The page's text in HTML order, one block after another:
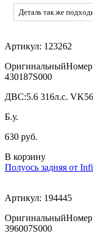
Деталь так же
Артикул: 123262
430187S000
ДВС:5.6 316л.с.
Б.у.
630 руб.
В корзину
Полуось задняя от
Артикул: 194445
396007S000